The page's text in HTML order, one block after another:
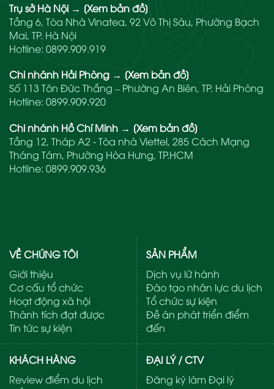
Trụ sở Hà Nội → [Xem bản đồ]
Tầng 6, Tòa Nhà Vinatea, 92 Võ Thị Sáu, Phường Bạch
Mai, TP. Hà Nội
Hotline: 0899.909.919
Chi nhánh Hải Phòng → [Xem bản đồ]
Số 113 Tôn Đức Thắng – Phường An Biên, TP. Hải Phòng
Hotline: 0899.909.920
Chi nhánh Hồ Chí Minh → [Xem bản đồ]
Tầng 12, Tháp A2 - Tòa nhà Viettel, 285 Cách Mạng
Tháng Tám, Phường Hòa Hưng, TP.HCM
Hotline: 0899.909.936
VỀ CHÚNG TÔI
Giới thiệu
Cơ cấu tổ chức
Hoạt động xã hội
Thành tích đạt được
Tin tức sự kiện
SẢN PHẨM
Dịch vụ lữ hành
Đào tạo nhân lực du lịch
Tổ chức sự kiện
Đề án phát triển điểm
đến
KHÁCH HÀNG
Review điểm du lịch
ĐẠI LÝ / CTV
Đăng ký làm Đại lý